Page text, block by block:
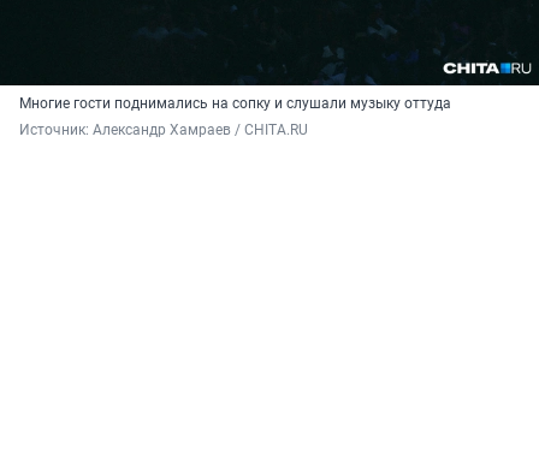
Многие гости поднимались на сопку и слушали музыку оттуда
Источник: Александр Хамраев / CHITA.RU